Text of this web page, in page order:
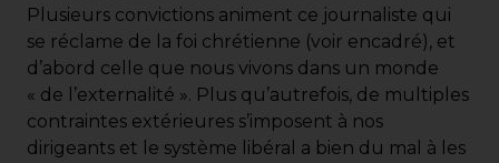
Plusieurs convictions animent ce journaliste qui
se réclame de la foi chrétienne (voir encadré), et
d’abord celle que nous vivons dans un monde
« de l’externalité ». Plus qu’autrefois, de multiples
contraintes extérieures s’imposent à nos
dirigeants et le système libéral a bien du mal à les